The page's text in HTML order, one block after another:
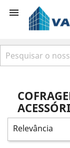

Relevância